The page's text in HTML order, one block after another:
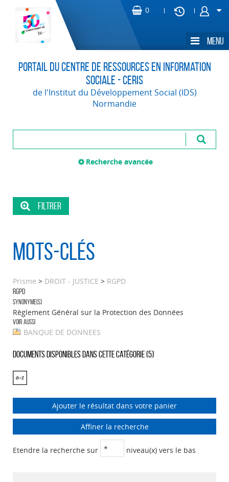
Portail du Centre de Ressources en Information
Sociale - CERIS
de l'Institut du Développement Social (IDS)
Normandie
Recherche avancée
Mots-clés
Prisme > DROIT - JUSTICE > RGPD
RGPD
Synonyme(s)
Règlement Général sur la Protection des Données
Voir aussi
BANQUE DE DONNEES
Documents disponibles dans cette catégorie (5)
Ajouter le résultat dans votre panier
Affiner la recherche
Etendre la recherche sur niveau(x) vers le bas